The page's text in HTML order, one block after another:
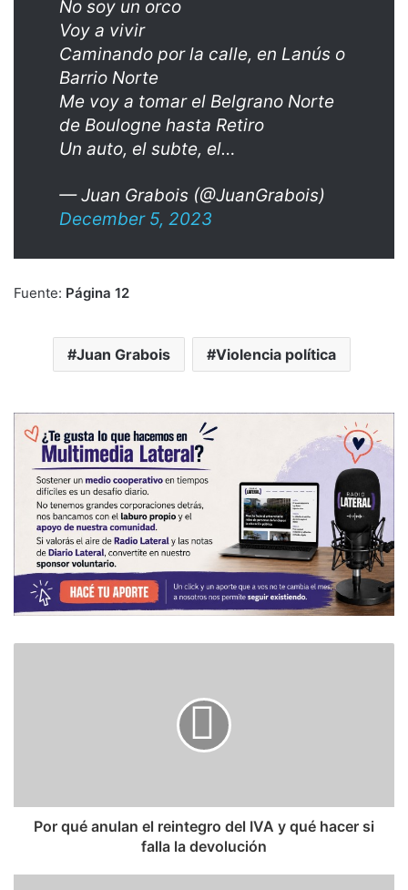
No soy un orco
Voy a vivir
Caminando por la calle, en Lanús o
Barrio Norte
Me voy a tomar el Belgrano Norte
de Boulogne hasta Retiro
Un auto, el subte, el…
— Juan Grabois (@JuanGrabois)
December 5, 2023
Fuente: Página 12
Juan Grabois Violencia política
Por qué anulan el reintegro del IVA y qué hacer si
falla la devolución